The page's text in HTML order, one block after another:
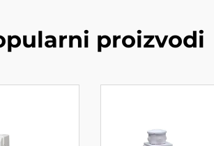
proizvodi